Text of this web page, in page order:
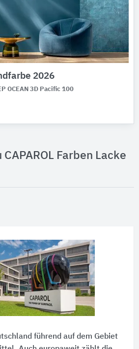
2026
OCEAN 3D Pacific 100
Farben Lacke
führend auf dem Gebiet